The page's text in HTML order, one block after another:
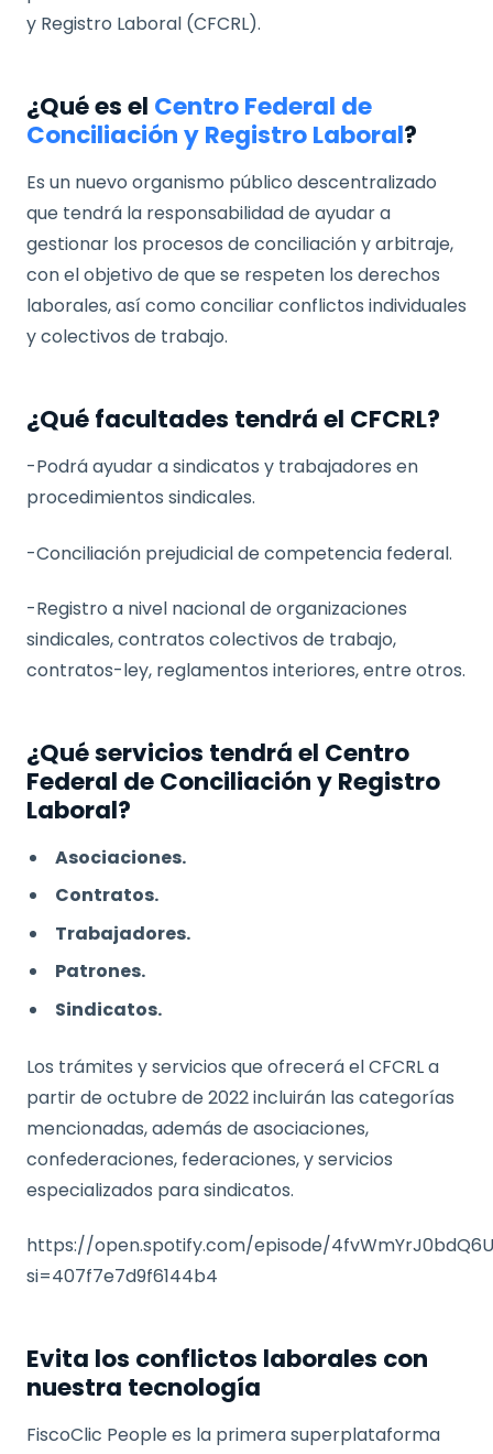
y Registro Laboral (CFCRL).
¿Qué es el Centro Federal de
Conciliación y Registro Laboral?
Es un nuevo organismo público descentralizado
que tendrá la responsabilidad de ayudar a
gestionar los procesos de conciliación y arbitraje,
con el objetivo de que se respeten los derechos
laborales, así como conciliar conflictos individuales
y colectivos de trabajo.
¿Qué facultades tendrá el CFCRL?
-Podrá ayudar a sindicatos y trabajadores en
procedimientos sindicales.
-Conciliación prejudicial de competencia federal.
-Registro a nivel nacional de organizaciones
sindicales, contratos colectivos de trabajo,
contratos-ley, reglamentos interiores, entre otros.
¿Qué servicios tendrá el Centro
Federal de Conciliación y Registro
Laboral?
Asociaciones.
Contratos.
Trabajadores.
Patrones.
Sindicatos.
Los trámites y servicios que ofrecerá el CFCRL a
partir de octubre de 2022 incluirán las categorías
mencionadas, además de asociaciones,
confederaciones, federaciones, y servicios
especializados para sindicatos.
https://open.spotify.com/episode/
si=407f7e7d9f6144b4
Evita los conflictos laborales con
nuestra tecnología
FiscoClic People es la primera superplataforma